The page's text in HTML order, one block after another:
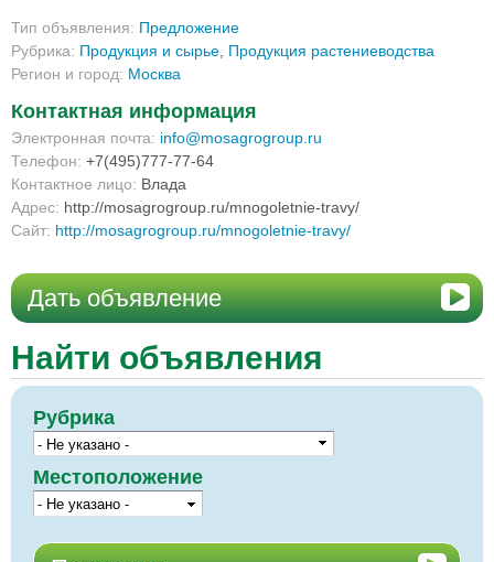
Тип объявления: Предложение
Рубрика: Продукция и сырье Продукция растениеводства
Регион и город: Москва
Контактная информация
Электронная почта: info@mosagrogroup.ru
Телефон: +7(495)777-77-64
Контактное лицо: Влада
Адрес: http://mosagrogroup.ru/mnogoletnie-travy/
Сайт: http://mosagrogroup.ru/mnogoletnie-travy/
Дать объявление
Найти объявления
Рубрика
Местоположение